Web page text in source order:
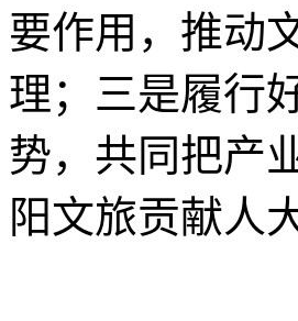
要作用，推动
理；三是履行
势，共同把产
阳文旅贡献人